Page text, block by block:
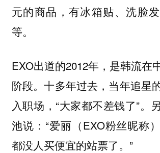
元的商品，有冰箱贴、洗脸
等。
EXO出道的2012年，是韩流在
阶段。十多年过去，当年追星
入职场，“大家都不差钱了”。
池说：“爱丽（EXO粉丝昵称
都没人买便宜的站票了。”